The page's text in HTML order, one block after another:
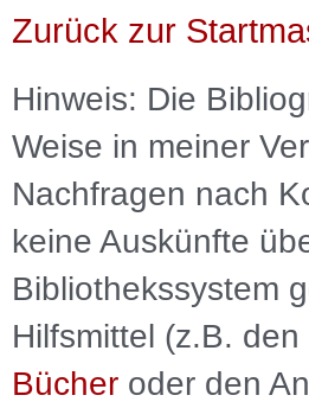
Zurück zur
Hinweis: Die
Weise in meiner
Nachfragen nach
keine Auskünfte
Bibliothekssystem
Hilfsmittel (z.B. den
Bücher oder den